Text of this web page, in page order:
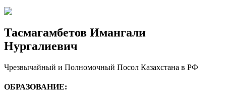
Тасмагамбетов Имангали
Нургалиевич
Чрезвычайный и Полномочный Посол Казахстана в РФ
ОБРАЗОВАНИЕ: